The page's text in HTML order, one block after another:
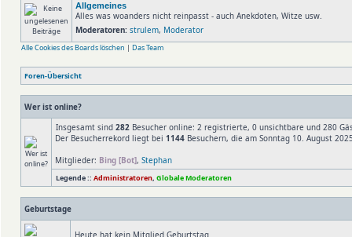
Allgemeines
Alles was woanders nicht reinpasst - auch Anekdoten, Witze usw.
Moderatoren: strulem, Moderator
Alle Cookies des Boards löschen | Das Team
Foren-Übersicht
Wer ist online?
Insgesamt sind 282 Besucher online: 2 registrierte, 0 unsichtbare und 280
Der Besucherrekord liegt bei 1144 Besuchern, die am Sonntag 10. August
Mitglieder: Bing [Bot], Stephan
Legende :: Administratoren, Globale Moderatoren
Geburtstage
Heute hat kein Mitglied Geburtstag